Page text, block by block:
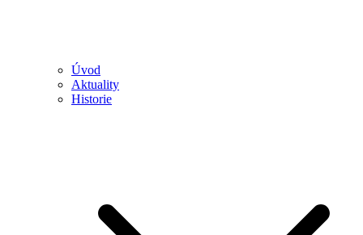
Úvod
Aktuality
Historie